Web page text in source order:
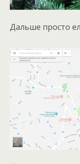
Дальше просто